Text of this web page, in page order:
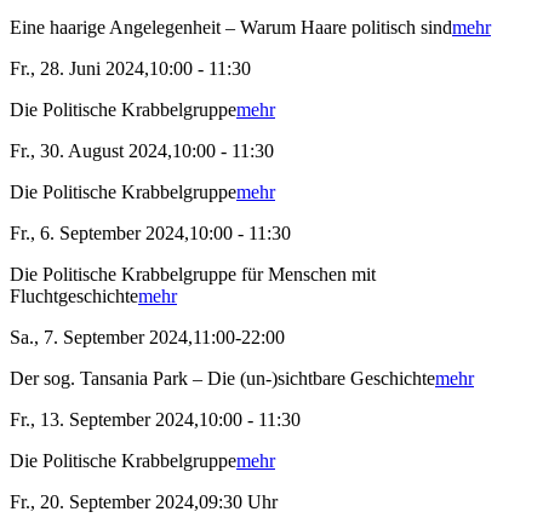
Eine haarige Angelegenheit – Warum Haare politisch sindmehr
Fr., 28. Juni 2024,10:00 - 11:30
Die Politische Krabbelgruppemehr
Fr., 30. August 2024,10:00 - 11:30
Die Politische Krabbelgruppemehr
Fr., 6. September 2024,10:00 - 11:30
Die Politische Krabbelgruppe für Menschen mit
Fluchtgeschichtemehr
Sa., 7. September 2024,11:00-22:00
Der sog. Tansania Park – Die (un-)sichtbare Geschichtemehr
Fr., 13. September 2024,10:00 - 11:30
Die Politische Krabbelgruppemehr
Fr., 20. September 2024,09:30 Uhr